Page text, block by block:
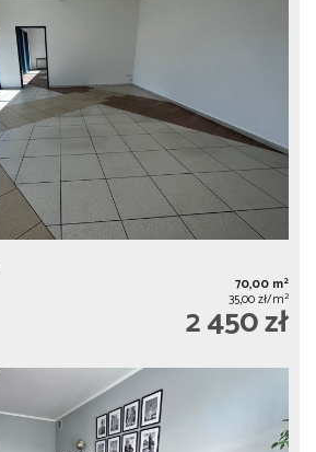
70,00 m2
35,00 zł/m2
2 450 zł